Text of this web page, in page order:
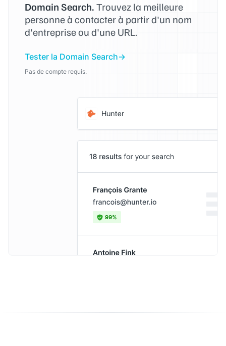
Domain Search. Trouvez la meilleure
personne à contacter à partir d'un nom
d'entreprise ou d'une URL.
Tester la Domain Search
Pas de compte requis.